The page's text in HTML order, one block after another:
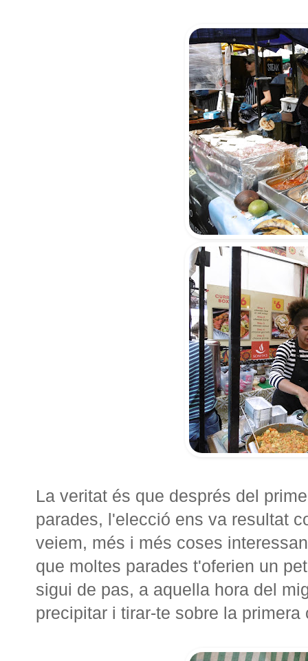
La veritat és que després del
parades, l'elecció ens va resultat
veiem, més i més coses
que moltes parades t'oferien un
sigui de pas, a aquella hora del
precipitar i tirar-te sobre la